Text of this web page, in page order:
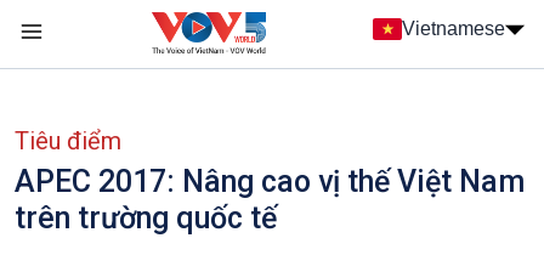
Nhảy đến nội dung
Vietnamese
Tiêu điểm
APEC 2017: Nâng cao vị thế Việt Nam
trên trường quốc tế